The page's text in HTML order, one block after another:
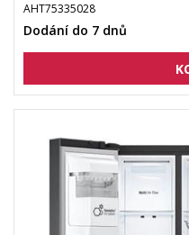
AHT75335028
Dodání do 7 dnů